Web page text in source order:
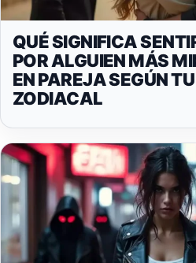
QUÉ SIGNIFICA
POR ALGUIEN MÁS
EN PAREJA SEGÚN
ZODIACAL